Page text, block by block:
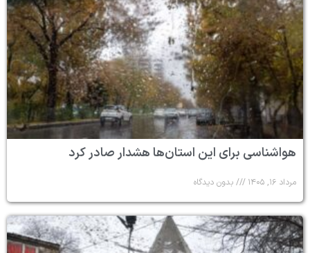
هواشناسی برای این استان‌ها هشدار صادر کرد
مرداد ۱۶, ۱۴۰۵ بدون دیدگاه